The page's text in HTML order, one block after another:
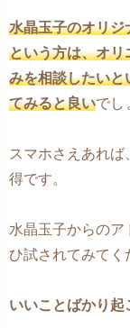
水晶玉子のオリジ
という方は、オリ
みを相談したいと
てみると良いでし
スマホさえあれ
得です。
水晶玉子からの
ひ試されてみてく
いいことばかり起